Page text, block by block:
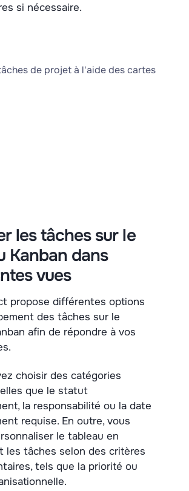
si nécessaire.
les tâches sur le
Kanban dans
vues
propose différentes options
des tâches sur le
afin de répondre à vos
choisir des catégories
que le statut
la responsabilité ou la date
requise. En outre, vous
le tableau en
les tâches selon des critères
tels que la priorité ou